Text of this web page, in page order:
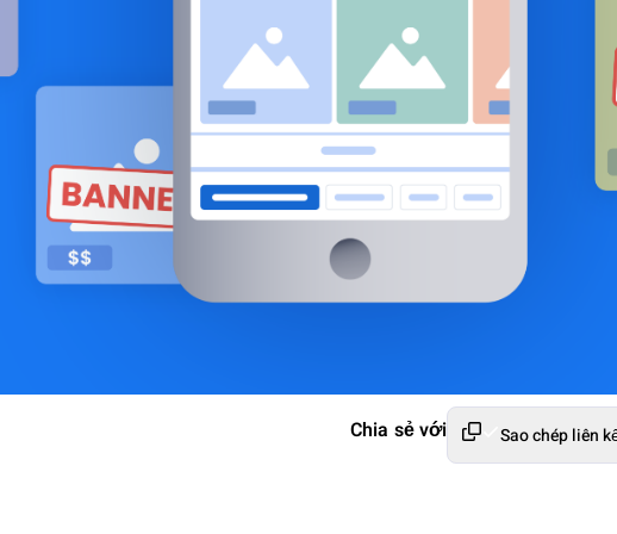
Chia sẻ với Sao chép liên